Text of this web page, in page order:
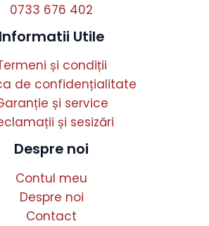
0733 676 402
Informatii Utile
și condiții
de confidențialitate
și service
și sesizări
Despre noi
Contul meu
Despre noi
Contact